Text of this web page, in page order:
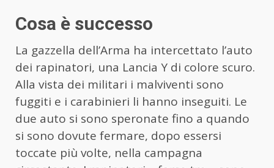
Cosa è successo
La gazzella dell’Arma ha intercettato l’auto
dei rapinatori, una Lancia Y di colore scuro.
Alla vista dei militari i malviventi sono
fuggiti e i carabinieri li hanno inseguiti. Le
due auto si sono speronate fino a quando
si sono dovute fermare, dopo essersi
toccate più volte, nella campagna